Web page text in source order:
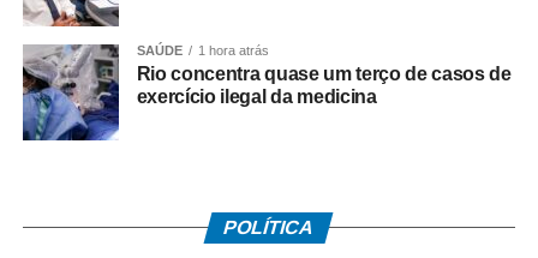
COMENTE ABAIXO:
SAÚDE 1 hora atrás
Rio concentra quase um terço de casos de
exercício ilegal da medicina
POLÍTICA